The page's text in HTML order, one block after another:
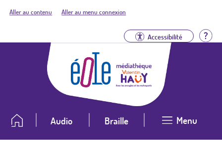
Aller au contenu Aller au menu connexion
Accessibilité
Audio Braille Menu